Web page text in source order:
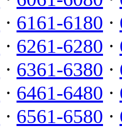
· 6161-6180 ·
· 6261-6280 ·
· 6361-6380 ·
· 6461-6480 ·
· 6561-6580 ·